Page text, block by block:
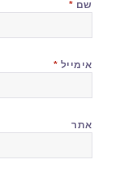
שם *
אימייל *
אתר